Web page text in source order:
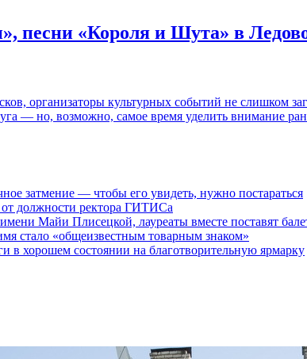
песни «Короля и Шута» в
организаторы культурных событий не слишком
— но, возможно, самое время уделить внимание
затмение — чтобы его увидеть, нужно постараться
должности ректора ГИТИСа
Майи Плисецкой, лауреаты вместе поставят
стало «общеизвестным товарным знаком»
хорошем состоянии на благотворительную ярмарку